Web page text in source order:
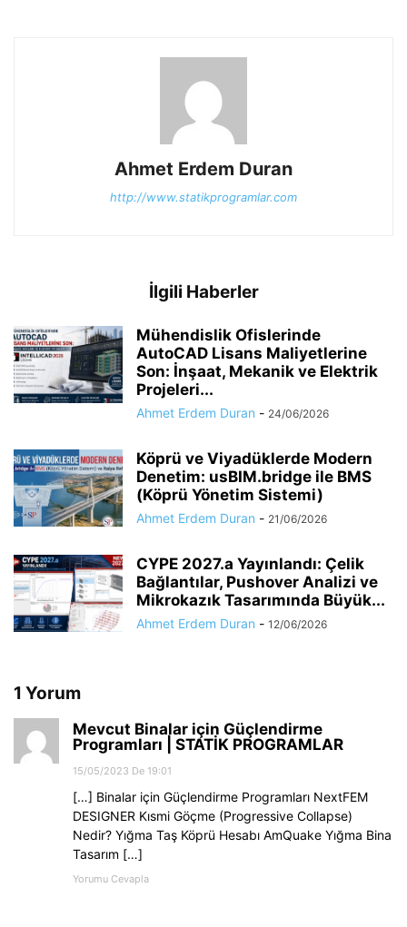
Ahmet Erdem Duran
http://www.statikprogramlar.com
İlgili Haberler
Mühendislik Ofislerinde
AutoCAD Lisans Maliyetlerine
Son: İnşaat, Mekanik ve Elektrik
Projeleri...
Ahmet Erdem Duran - 24/06/2026
Köprü ve Viyadüklerde Modern
Denetim: usBIM.bridge ile BMS
(Köprü Yönetim Sistemi)
Ahmet Erdem Duran - 21/06/2026
CYPE 2027.a Yayınlandı: Çelik
Bağlantılar, Pushover Analizi ve
Mikrokazık Tasarımında Büyük...
Ahmet Erdem Duran - 12/06/2026
1 Yorum
Mevcut Binalar için Güçlendirme
Programları | STATİK PROGRAMLAR
15/05/2023 De 19:01
[…] Binalar için Güçlendirme Programları NextFEM
DESIGNER Kısmi Göçme (Progressive Collapse)
Nedir? Yığma Taş Köprü Hesabı AmQuake Yığma Bina
Tasarım […]
Yorumu Cevapla